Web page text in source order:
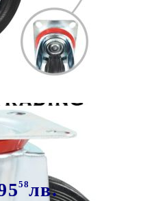
Tweet
8 бр, 160 мм
58лв.